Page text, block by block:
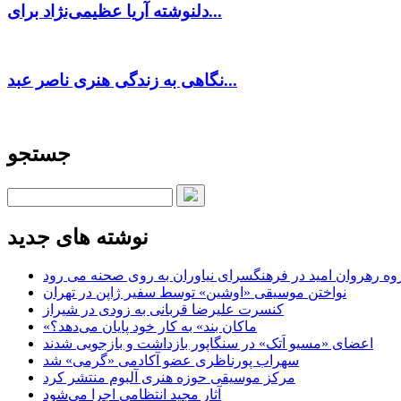
دلنوشته آریا عظیمی‌نژاد برای...
نگاهی به زندگی هنری ناصر عبد...
جستجو
نوشته های جدید
رهروان امید در فرهنگسرای نیاوران به روی صحنه می رود
نواختن موسیقی «اوشین» توسط سفیر ژاپن در تهران
کنسرت علیرضا قربانی به زودی در شیراز
«ماکان بند» به کار خود پایان می‌دهد؟
اعضای «مسیو اَتک» در سنگاپور بازداشت و بازجویی شدند
سهراب پورناظری عضو آکادمی «گرمی» شد
مرکز موسیقی حوزه هنری آلبوم منتشر کرد
آثار مجید انتظامی اجرا می‌شود